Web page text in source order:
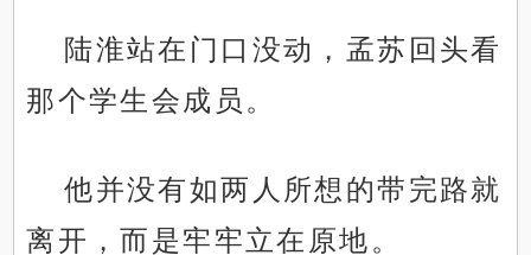
陆淮站在门口没动，孟苏回头看
那个学生会成员。
他并没有如两人所想的带完路就
离开，而是牢牢立在原地。